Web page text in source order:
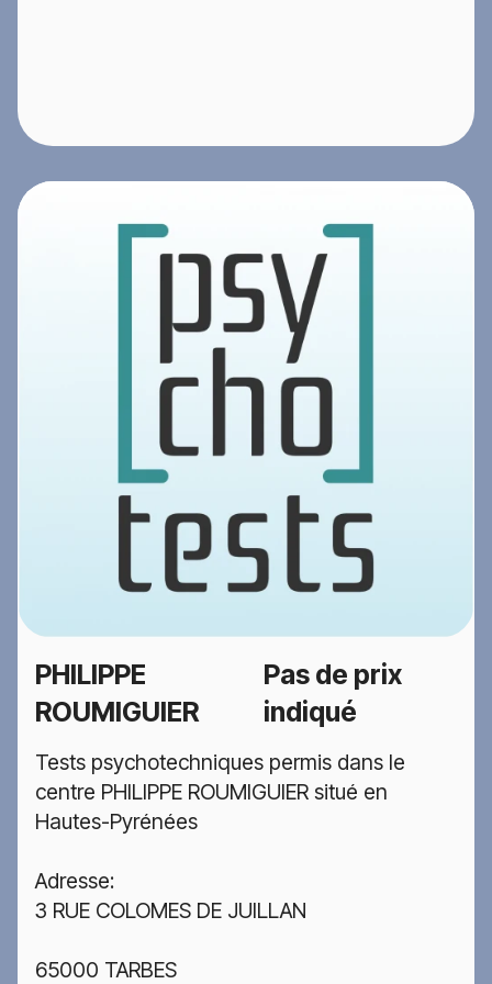
PHILIPPE
ROUMIGUIER
Pas de prix
indiqué
Tests psychotechniques permis dans le
centre PHILIPPE ROUMIGUIER situé en
Hautes-Pyrénées
Adresse:
3 RUE COLOMES DE JUILLAN
65000 TARBES